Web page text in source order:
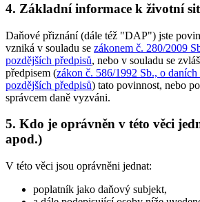
4. Základní informace k životní
Daňové přiznání (dále též "DAP") jste
vzniká v souladu se zákonem č. 280/2009
pozdějších předpisů, nebo v souladu se
předpisem (zákon č. 586/1992 Sb., o
pozdějších předpisů) tato povinnost, nebo
správcem daně vyzváni.
5. Kdo je oprávněn v této věci
apod.)
V této věci jsou oprávněni jednat:
poplatník jako daňový subjekt,